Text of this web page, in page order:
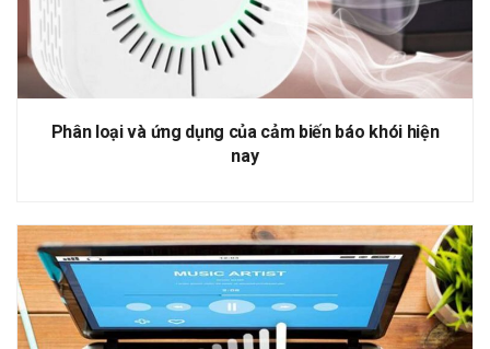
Phân loại và ứng dụng của cảm biến báo khói hiện
nay